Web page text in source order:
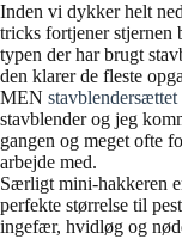
Inden vi dykker helt
tricks fortjener
typen der har brugt
den klarer de fleste
MEN
stavblender og jeg
gangen og meget ofte
arbejde med.
Særligt mini-hakkeren
perfekte størrelse til
ingefær, hvidløg og